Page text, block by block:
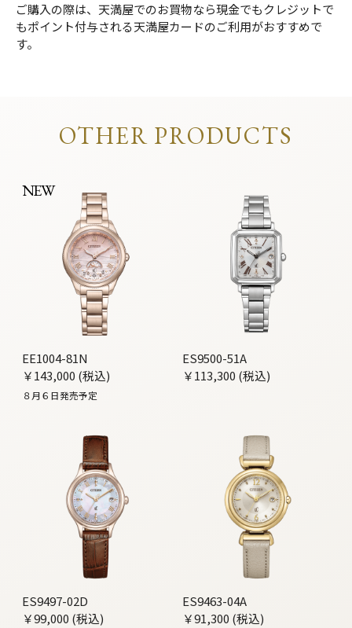
ご購入の際は、天満屋でのお買物なら現金でもクレジットで
もポイント付与される天満屋カードのご利用がおすすめで
す。
OTHER PRODUCTS
NEW
EE1004-81N
￥143,000 (税込)
８月６日発売予定
ES9500-51A
￥113,300 (税込)
ES9497-02D
￥99,000 (税込)
ES9463-04A
￥91,300 (税込)